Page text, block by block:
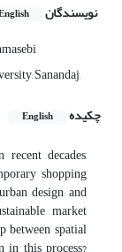
نویسندگان
Sanandaj,
چکیده
English
decades,
shopping
design and
market
between spatial